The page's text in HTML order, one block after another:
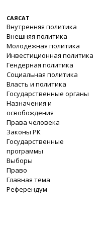
САЯСАТ
Внутренняя политика
Внешняя политика
Молодежная политика
Инвестиционная политика
Гендерная политика
Социальная политика
Власть и политика
Государственные органы
Назначения и
освобождения
Права человека
Законы РК
Государственные
программы
Выборы
Право
Главная тема
Референдум